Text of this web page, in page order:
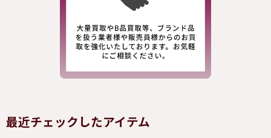
最近チェックしたアイテム